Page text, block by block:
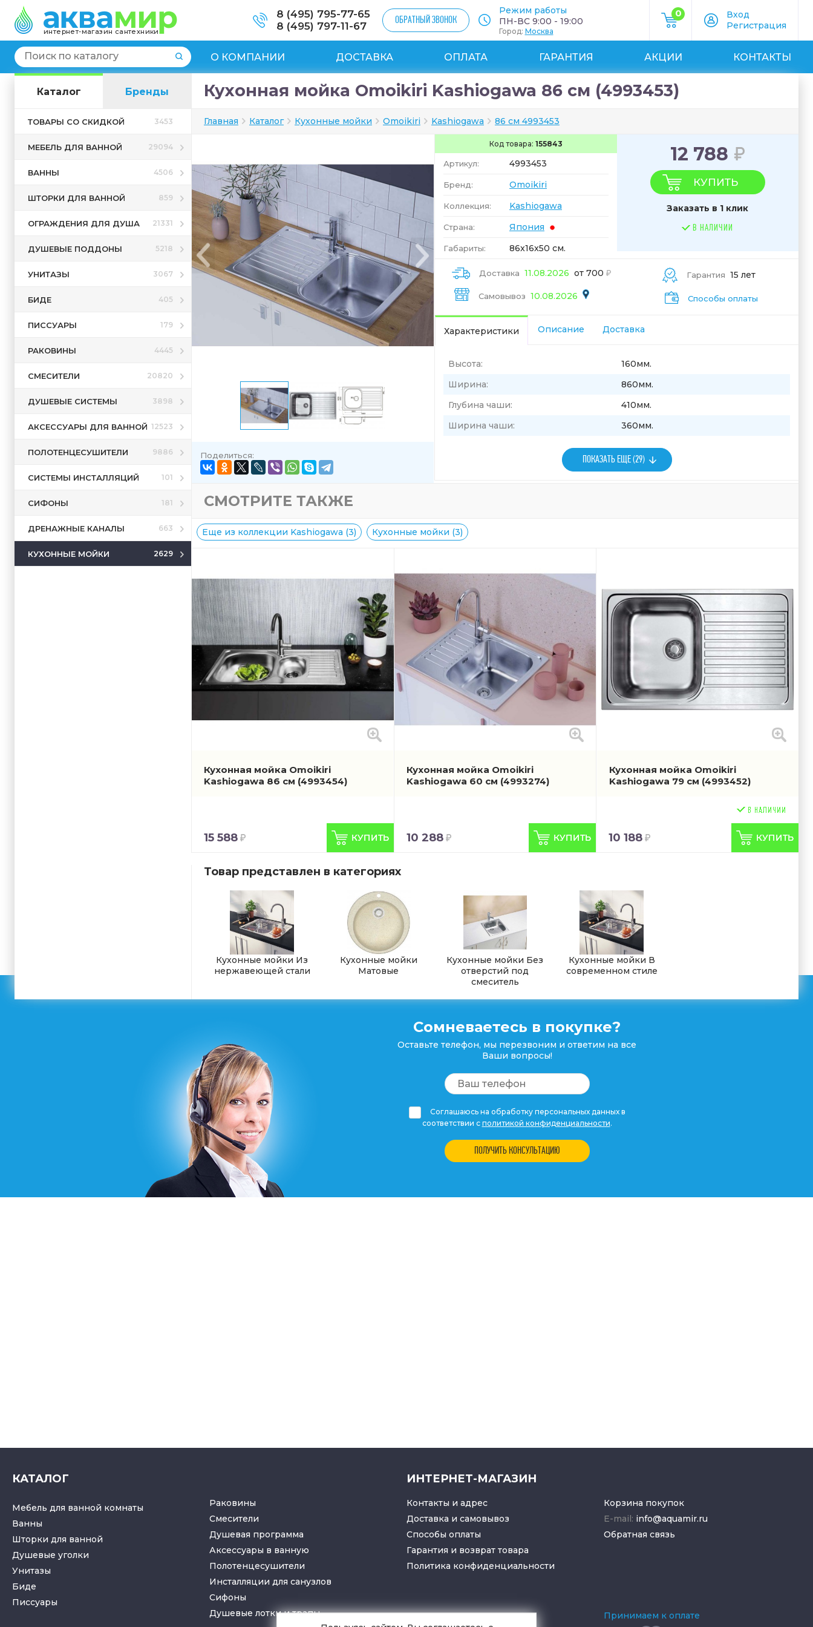
интернет-магазин сантехники
8 (495) 795-77-65
8 (495) 797-11-67
ОБРАТНЫЙ ЗВОНОК
Режим работы
ПН-ВС 9:00 - 19:00
Город: Москва
0
Вход
Регистрация
О КОМПАНИИ ДОСТАВКА ОПЛАТА ГАРАНТИЯ АКЦИИ КОНТАКТЫ
Каталог Бренды
ТОВАРЫ СО СКИДКОЙ 3453
МЕБЕЛЬ ДЛЯ ВАННОЙ 29094
ВАННЫ 4506
ШТОРКИ ДЛЯ ВАННОЙ 859
ОГРАЖДЕНИЯ ДЛЯ ДУША 21331
ДУШЕВЫЕ ПОДДОНЫ 5218
УНИТАЗЫ 3067
БИДЕ 405
ПИССУАРЫ 179
РАКОВИНЫ 4445
СМЕСИТЕЛИ 20820
ДУШЕВЫЕ СИСТЕМЫ 3898
АКСЕССУАРЫ ДЛЯ ВАННОЙ 12523
ПОЛОТЕНЦЕСУШИТЕЛИ 9886
СИСТЕМЫ ИНСТАЛЛЯЦИЙ 101
СИФОНЫ 181
ДРЕНАЖНЫЕ КАНАЛЫ 663
КУХОННЫЕ МОЙКИ 2629
Кухонная мойка Omoikiri Kashiogawa 86 см (4993453)
Главная Каталог Кухонные мойки Omoikiri Kashiogawa 86 см 4993453
Поделиться:
Код товара: 155843
Артикул: 4993453
Бренд: Omoikiri
Коллекция: Kashiogawa
Страна: Япония
Габариты: 86x16x50 см.
12 788
КУПИТЬ
Заказать в 1 клик
В НАЛИЧИИ
Доставка 11.08.2026 от 700
Самовывоз 10.08.2026
Гарантия 15 лет
Способы оплаты
Характеристики Описание Доставка
Высота:
160мм.
Ширина:
860мм.
Глубина чаши:
410мм.
Ширина чаши:
360мм.
ПОКАЗАТЬ ЕЩЕ (29)
СМОТРИТЕ ТАКЖЕ
Еще из коллекции Kashiogawa (3) Кухонные мойки (3)
Кухонная мойка Omoikiri
Kashiogawa 86 см (4993454)
15 588
Кухонная мойка Omoikiri
Kashiogawa 60 см (4993274)
10 288
Кухонная мойка Omoikiri
Kashiogawa 79 см (4993452)
10 188
Товар представлен в категориях
Кухонные мойки Из
нержавеющей стали
Кухонные мойки
Матовые
Кухонные мойки Без
отверстий под
смеситель
Кухонные мойки В
современном стиле
Сомневаетесь в покупке?
Оставьте телефон, мы перезвоним и ответим на все
Ваши вопросы!
Соглашаюсь на обработку персональных данных в
соответствии с политикой конфиденциальности.
ПОЛУЧИТЬ КОНСУЛЬТАЦИЮ
КАТАЛОГ
Мебель для ванной комнаты
Ванны
Шторки для ванной
Душевые уголки
Унитазы
Биде
Писсуары
Раковины
Смесители
Душевая программа
Аксессуары в ванную
Полотенцесушители
Инсталляции для санузлов
Cифоны
Душевые лоткиитрапы
ИНТЕРНЕТ-МАГАЗИН
Контакты и адрес
Доставка и самовывоз
Способы оплаты
Гарантия и возврат товара
Политика конфиденциальности
Корзина покупок
E-mail: info@aquamir.ru
Обратная связь
Принимаем к оплате